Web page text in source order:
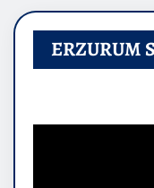
ERZURUM